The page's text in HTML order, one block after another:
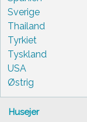
Sverige
Thailand
Tyrkiet
Tyskland
USA
Østrig
Husejer